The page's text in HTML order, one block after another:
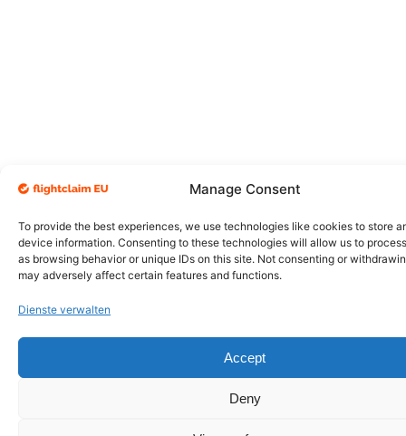
Manage Consent
To provide the best experiences, we use technologies like cookies to store
device information. Consenting to these technologies will allow us to
as browsing behavior or unique IDs on this site. Not consenting or
may adversely affect certain features and functions.
Dienste verwalten
Accept
Deny